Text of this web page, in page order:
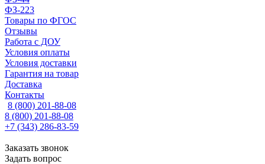
ФЗ-223
Товары по ФГОС
Отзывы
Работа с ДОУ
Условия оплаты
Условия доставки
Гарантия на товар
Доставка
Контакты
8 (800) 201-88-08
8 (800) 201-88-08
+7 (343) 286-83-59
Заказать звонок
Задать вопрос